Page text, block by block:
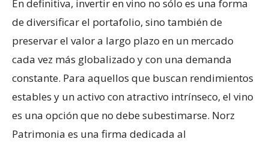
En definitiva, invertir en vino no sólo es una forma
de diversificar el portafolio, sino también de
preservar el valor a largo plazo en un mercado
cada vez más globalizado y con una demanda
constante. Para aquellos que buscan rendimientos
estables y un activo con atractivo intrínseco, el vino
es una opción que no debe subestimarse. Norz
Patrimonia es una firma dedicada al